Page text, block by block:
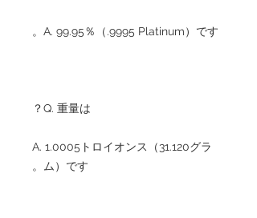
A. 99.95％（.9995 Platinum）です。
Q. 重量は？
A. 1.0005トロイオンス（31.120グラ
ム）です。